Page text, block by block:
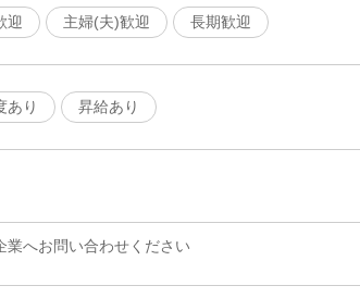
迎
主婦(夫)歓迎 長期歓迎
あり
昇給あり
業へお問い合わせください